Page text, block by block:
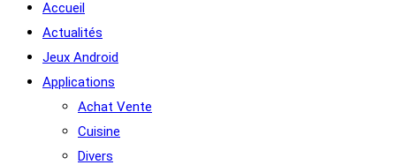
Accueil
Actualités
Jeux Android
Applications
Achat Vente
Cuisine
Divers